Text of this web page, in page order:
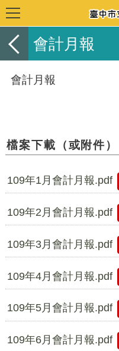
會計月報
會計月報
檔案下載（或附件）
109年1月會計月報.pdf
109年2月會計月報.pdf
109年3月會計月報.pdf
109年4月會計月報.pdf
109年5月會計月報.pdf
109年6月會計月報.pdf